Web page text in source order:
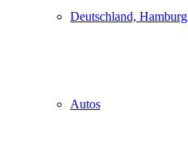
Deutschland, Hamburg
Autos